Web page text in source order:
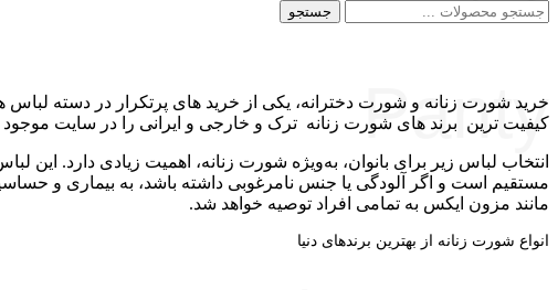
جستجو
Panty
خرید شورت زنانه و شورت دخترانه، یکی از خرید های پرتکرار در دسته
کیفیت ترین برند های شورت زنانه ترک و خارجی و ایرانی را در سایت
انتخاب لباس زیر برای بانوان، به‌ویژه شورت زنانه، اهمیت زیادی دارد. این
مستقیم است و اگر آلودگی یا جنس نامرغوبی داشته باشد، به بیماری و
مانند مزون ایکس به تمامی افراد توصیه خواهد شد.
انواع شورت زنانه از بهترین برندهای دنیا